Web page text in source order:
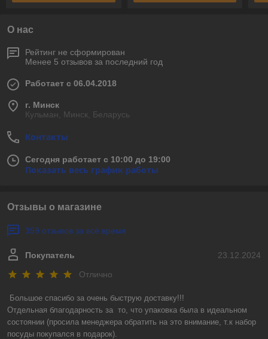
О нас
Рейтинг не сформирован
Менее 5 отзывов за последний год
Работает с 06.04.2018
г. Минск
Кульман, Минск, Беларусь
Контакты
Сегодня работает с 10:00 до 19:00
Показать весь график работы
Отзывы о магазине
359 отзывов за всё время
23.12.2024
Покупатель
Отлично
Большое спасибо за очень быструю доставку!!!
Отдельная благодарность за  то, что упаковка была в идеальном
состоянии (просила менеджера обратить на это внимание, т.к набор
посуды покупался в подарок).